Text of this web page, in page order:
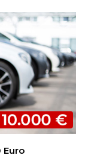
Euro